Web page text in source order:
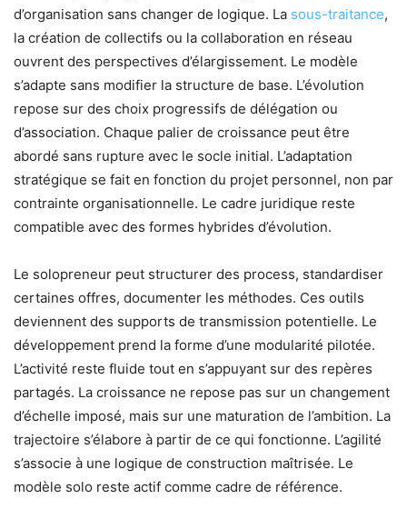
d’organisation sans changer de logique. La sous-traitance,
la création de collectifs ou la collaboration en réseau
ouvrent des perspectives d’élargissement. Le modèle
s’adapte sans modifier la structure de base. L’évolution
repose sur des choix progressifs de délégation ou
d’association. Chaque palier de croissance peut être
abordé sans rupture avec le socle initial. L’adaptation
stratégique se fait en fonction du projet personnel, non par
contrainte organisationnelle. Le cadre juridique reste
compatible avec des formes hybrides d’évolution.
Le solopreneur peut structurer des process, standardiser
certaines offres, documenter les méthodes. Ces outils
deviennent des supports de transmission potentielle. Le
développement prend la forme d’une modularité pilotée.
L’activité reste fluide tout en s’appuyant sur des repères
partagés. La croissance ne repose pas sur un changement
d’échelle imposé, mais sur une maturation de l’ambition. La
trajectoire s’élabore à partir de ce qui fonctionne. L’agilité
s’associe à une logique de construction maîtrisée. Le
modèle solo reste actif comme cadre de référence.